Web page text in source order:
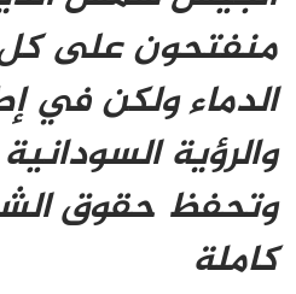
منفتحون على
الدماء ولكن في
والرؤية
وتحفظ حقوق
كاملة